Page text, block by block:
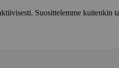
Suosittelemme kuitenkin